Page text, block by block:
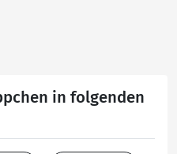
in folgenden